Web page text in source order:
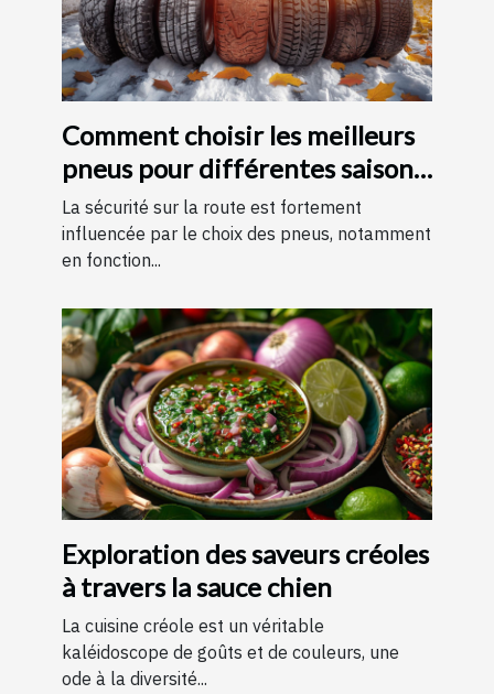
Comment choisir les meilleurs
pneus pour différentes saisons
?
La sécurité sur la route est fortement
influencée par le choix des pneus, notamment
en fonction...
Exploration des saveurs créoles
à travers la sauce chien
La cuisine créole est un véritable
kaléidoscope de goûts et de couleurs, une
ode à la diversité...